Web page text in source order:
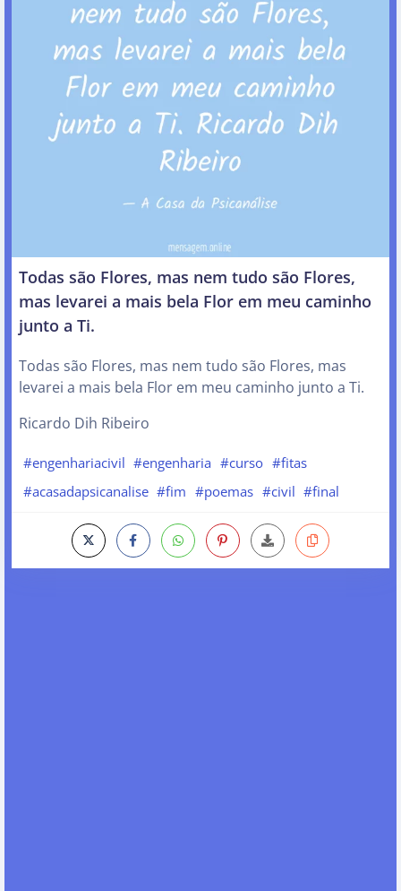
Todas são Flores, mas nem tudo são Flores,
mas levarei a mais bela Flor em meu caminho
junto a Ti.
Todas são Flores, mas nem tudo são Flores, mas
levarei a mais bela Flor em meu caminho junto a Ti.
Ricardo Dih Ribeiro
#engenhariacivil #engenharia #curso #fitas
#acasadapsicanalise #fim #poemas #civil #final